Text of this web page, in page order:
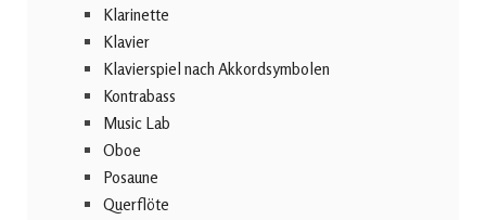
Klarinette
Klavier
Klavierspiel nach Akkordsymbolen
Kontrabass
Music Lab
Oboe
Posaune
Querflöte